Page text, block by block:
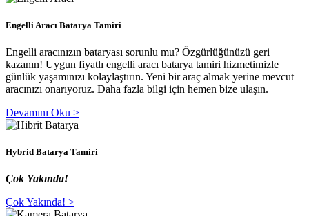
Engelli Aracı Batarya Tamiri
Engelli aracınızın bataryası sorunlu mu? Özgürlüğünüzü geri
kazanın! Uygun fiyatlı engelli aracı batarya tamiri hizmetimizle
günlük yaşamınızı kolaylaştırın. Yeni bir araç almak yerine mevcut
aracınızı onarıyoruz. Daha fazla bilgi için hemen bize ulaşın.
Devamını Oku >
Hybrid Batarya Tamiri
Çok Yakında!
Çok Yakında! >